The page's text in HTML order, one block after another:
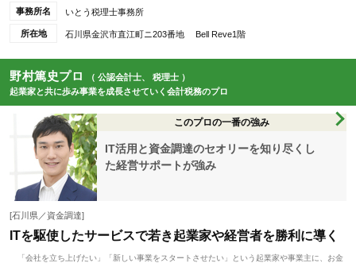
事務所名 いとう税理士事務所
所在地 石川県金沢市直江町ニ203番地 Bell Reve1階
野村篤史プロ
（ 公認会計士、 税理士 ）
起業家と共に歩み事業を成長させていく会計税務のプロ
このプロの一番の強み
IT活用と資金調達のセオリーを知り尽くし
た経営サポートが強み
[石川県／資金調達]
ITを駆使したサービスで若き起業家や経営者を勝利に導く
「会社を立ち上げたい」「新しい事業をスタートさせたい」という起業家や事業主に、お金